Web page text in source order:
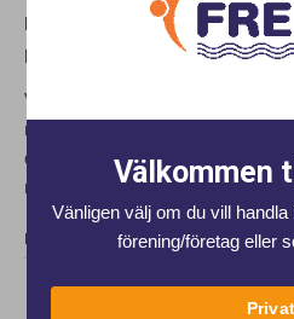
K8209
Separat pannband för
passar både junior & senior
Vid justering av nackbandets
nackbandhållarens utsida, med
dra i,) den mekanism som skall
nackbandets längd, både vid
DELA
Välkommen
Vänligen välj om du vill
förening/företag eller
Privat